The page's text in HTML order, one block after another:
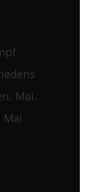
Mai.
Mai